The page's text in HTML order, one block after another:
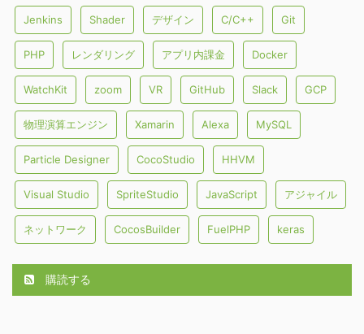
Jenkins Shader デザイン C/C++ Git
PHP レンダリング アプリ内課金 Docker
WatchKit zoom VR GitHub Slack GCP
物理演算エンジン Xamarin Alexa MySQL
Particle Designer CocoStudio HHVM
Visual Studio SpriteStudio JavaScript アジャイル
ネットワーク CocosBuilder FuelPHP keras
購読する